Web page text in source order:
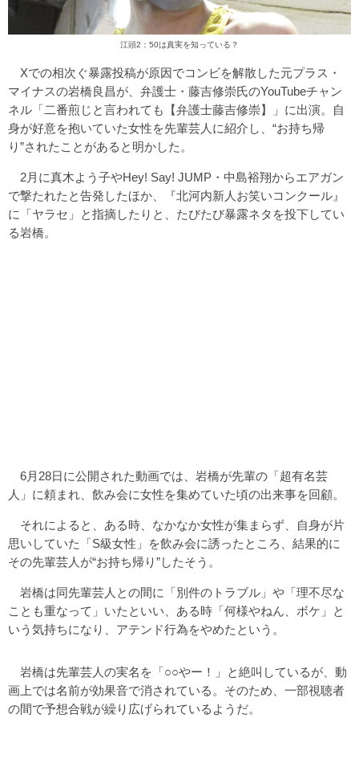
江頭2：50は真実を知っている？
Xでの相次ぐ暴露投稿が原因でコンビを解散した元プラス・
マイナスの岩橋良昌が、弁護士・藤吉修崇氏のYouTubeチャン
ネル「二番煎じと言われても【弁護士藤吉修崇】」に出演。自
身が好意を抱いていた女性を先輩芸人に紹介し、“お持ち帰
り”されたことがあると明かした。
2月に真木よう子やHey! Say! JUMP・中島裕翔からエアガン
で撃たれたと告発したほか、『北河内新人お笑いコンクール』
に「ヤラセ」と指摘したりと、たびたび暴露ネタを投下してい
る岩橋。
6月28日に公開された動画では、岩橋が先輩の「超有名芸
人」に頼まれ、飲み会に女性を集めていた頃の出来事を回顧。
それによると、ある時、なかなか女性が集まらず、自身が片
思いしていた「S級女性」を飲み会に誘ったところ、結果的に
その先輩芸人が“お持ち帰り”したそう。
岩橋は同先輩芸人との間に「別件のトラブル」や「理不尽な
ことも重なって」いたといい、ある時「何様やねん、ボケ」と
いう気持ちになり、アテンド行為をやめたという。
岩橋は先輩芸人の実名を「○○やー！」と絶叫しているが、動
画上では名前が効果音で消されている。そのため、一部視聴者
の間で予想合戦が繰り広げられているようだ。